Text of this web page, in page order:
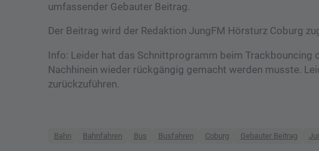
umfassender Gebauter Beitrag.
Der Beitrag wird der Redaktion JungFM Hörsturz Coburg
Info: Leider hat das Schnittprogramm beim
Nachhinein wieder rückgängig gemacht werden musste.
zurückzuführen.
Bahn Bahnfahren Bus Busfahren Coburg Gebauter Beitrag